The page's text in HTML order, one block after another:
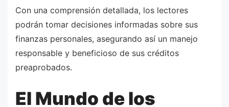
Con una comprensión detallada, los lectores
podrán tomar decisiones informadas sobre sus
finanzas personales, asegurando así un manejo
responsable y beneficioso de sus créditos
preaprobados.
El Mundo de los